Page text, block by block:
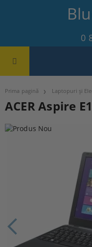
0
Prima pagină Laptopuri și
ACER Aspire